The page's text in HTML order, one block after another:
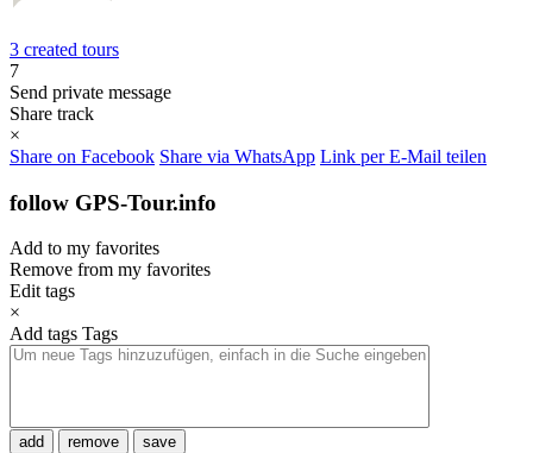
3 created tours
7
Send private message
Share track
×
Share on Facebook Share via WhatsApp Link per E-Mail teilen
follow GPS-Tour.info
Add to my favorites
Remove from my favorites
Edit tags
×
Add tags Tags
add remove save